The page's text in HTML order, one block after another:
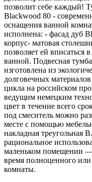
позволит себе каждый!
Blackwood 80 -
оснащения ванной
исполнена: - фасад дуб
корпус- матовая
позволяет ей вписаться
ванной. Подвесная
изготовлена из
долговечных
цикла на российском
ведущим немецким
цвет в течение всего
под смеситель можно
месте с помощью
накладная треугольная
рациональное
маленьком помещении
время полноценного
комнаты.